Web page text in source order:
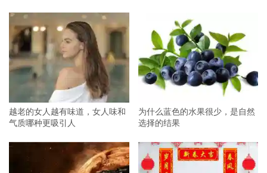
越老的女人越有味道，女人味和
气质哪种更吸引人
为什么蓝色的水果很少，是自然
选择的结果